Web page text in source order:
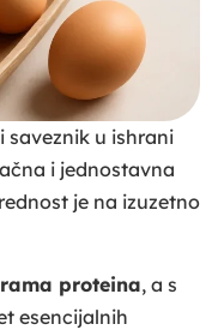
saveznik u ishrani
i jednostavna
je na izuzetno
proteina, a s
esencijalnih